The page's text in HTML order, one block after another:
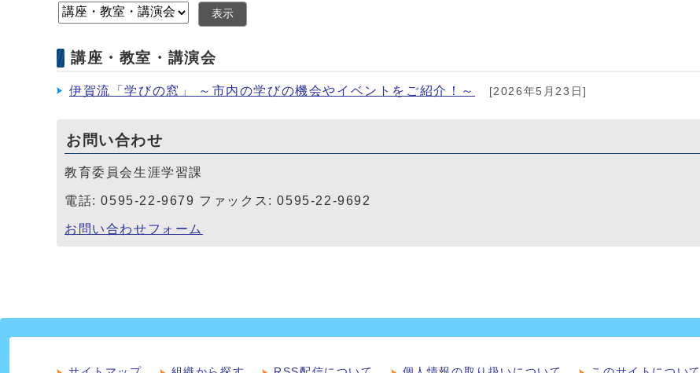
表示
講座・教室・講演会
伊賀流「学びの窓」 ～市内の学びの機会やイベントをご紹介！～ [2026年5月23日]
お問い合わせ
教育委員会生涯学習課
電話: 0595-22-9679 ファックス: 0595-22-9692
お問い合わせフォーム